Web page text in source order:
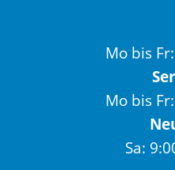
Mo bis
Mo bis
Sa: